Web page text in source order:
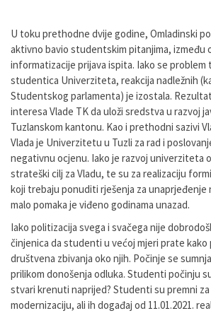
U toku prethodne dvije godine, Omladinski
aktivno bavio studentskim pitanjima, između
informatizacije prijava ispita. Iako se
studentica Univerziteta, reakcija nadležnih
Studentskog parlamenta) je izostala.
interesa Vlade TK da uloži sredstva u razvoj
Tuzlanskom kantonu. Kao i prethodni sazivi
Vlada je Univerzitetu u Tuzli za rad i
negativnu ocjenu. Iako je razvoj univerziteta
strateški cilj za Vladu, te su za realizaciju
koji trebaju ponuditi rješenja za unaprjeđenje
malo pomaka je viđeno godinama unazad.
Iako politizacija svega i svačega nije
činjenica da studenti u većoj mjeri prate kako
društvena zbivanja oko njih. Počinje se
prilikom donošenja odluka. Studenti počinju
stvari krenuti naprijed? Studenti su premni
modernizaciju, ali ih događaj od 11.01.2021.